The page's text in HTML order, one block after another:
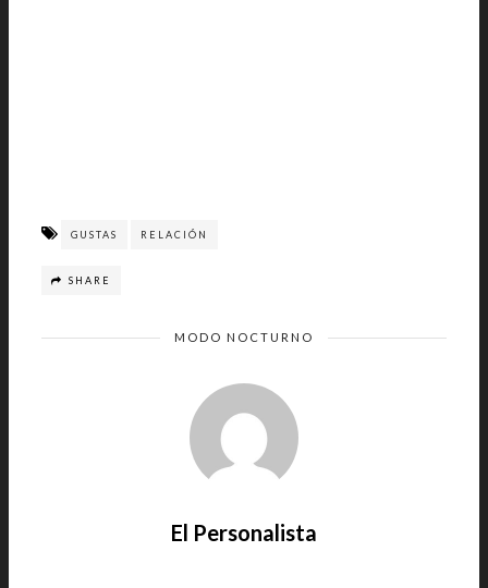
GUSTAS RELACIÓN
SHARE
MODO NOCTURNO
El Personalista